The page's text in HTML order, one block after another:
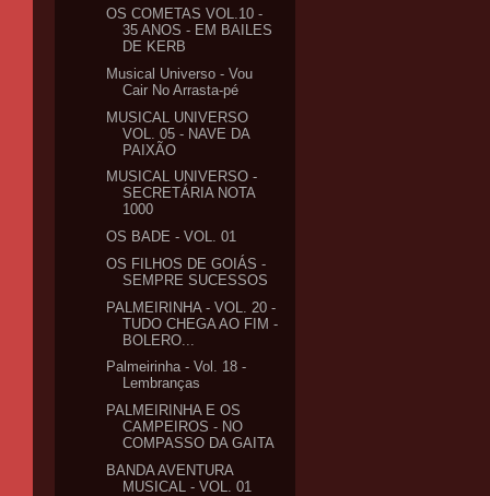
OS COMETAS VOL.10 -
35 ANOS - EM BAILES
DE KERB
Musical Universo - Vou
Cair No Arrasta-pé
MUSICAL UNIVERSO
VOL. 05 - NAVE DA
PAIXÃO
MUSICAL UNIVERSO -
SECRETÁRIA NOTA
1000
OS BADE - VOL. 01
OS FILHOS DE GOIÁS -
SEMPRE SUCESSOS
PALMEIRINHA - VOL. 20 -
TUDO CHEGA AO FIM -
BOLERO...
Palmeirinha - Vol. 18 -
Lembranças
PALMEIRINHA E OS
CAMPEIROS - NO
COMPASSO DA GAITA
BANDA AVENTURA
MUSICAL - VOL. 01